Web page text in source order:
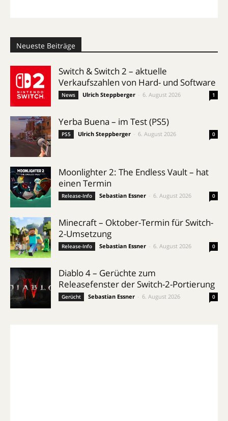
Neueste Beiträge
Switch & Switch 2 – aktuelle
Verkaufszahlen von Hard- und Software
News Ulrich Steppberger 6. August 2026 1
Yerba Buena – im Test (PS5)
PS5 Ulrich Steppberger 6. August 2026 0
Moonlighter 2: The Endless Vault – hat
einen Termin
Release-Info Sebastian Essner 6. August 2026 0
Minecraft – Oktober-Termin für Switch-
2-Umsetzung
Release-Info Sebastian Essner 6. August 2026 0
Diablo 4 – Gerüchte zum
Releasefenster der Switch-2-Portierung
Gerücht Sebastian Essner 6. August 2026 0